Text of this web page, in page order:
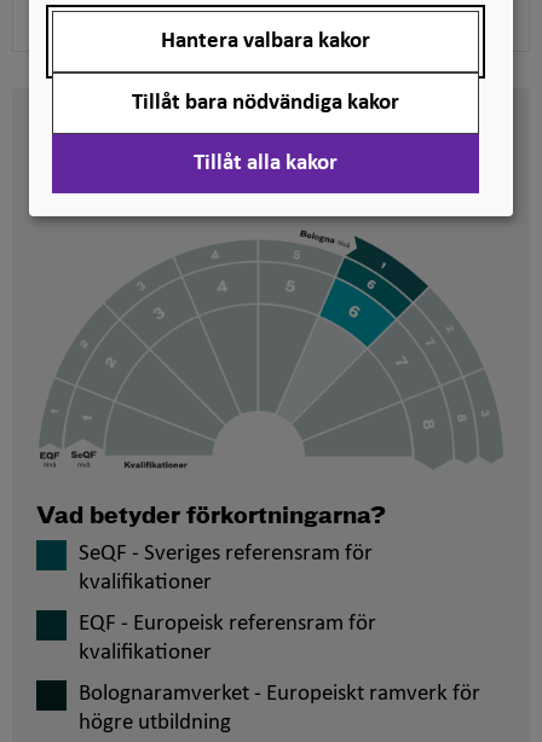
Här kan du se på vilken nivå
svenska kvalifikationer är
placerade
Vad betyder förkortningarna?
SeQF - Sveriges referensram för
kvalifikationer
EQF - Europeisk referensram för
kvalifikationer
Bolognaramverket - Europeiskt ramverk för
högre utbildning
Hantera valbara kakor
Tillåt bara nödvändiga kakor
Tillåt alla kakor